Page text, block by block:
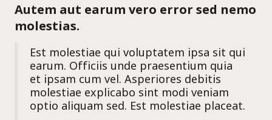
Autem aut earum vero error sed nemo
molestias.
Est molestiae qui voluptatem ipsa sit qui
earum. Officiis unde praesentium quia
et ipsam cum vel. Asperiores debitis
molestiae explicabo sint modi veniam
optio aliquam sed. Est molestiae placeat.